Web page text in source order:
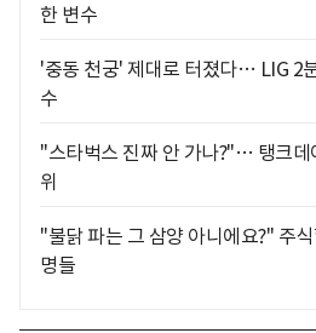
한 변수
'중동 천궁' 제대로 터졌다… LIG 2
수
"스타벅스 진짜 안 가나?"… 탱크데
위
"불닭 파는 그 삼양 아니에요?" 주
명들